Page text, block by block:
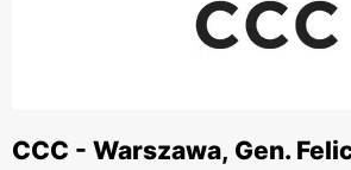
CCC - Warszawa, Gen.